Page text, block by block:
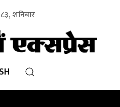
शनिबार